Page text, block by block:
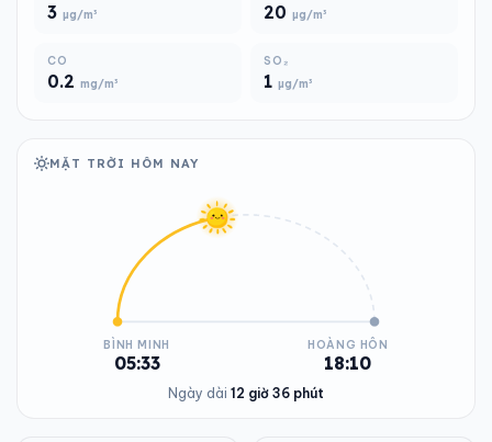
3 µg/m³ 20 µg/m³
CO
0.2 mg/m³
SO₂
1 µg/m³
MẶT TRỜI HÔM NAY
BÌNH MINH
05:33
HOÀNG HÔN
18:10
Ngày dài 12 giờ 36 phút